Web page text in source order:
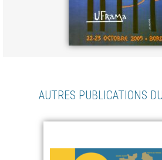
AUTRES PUBLICATIONS